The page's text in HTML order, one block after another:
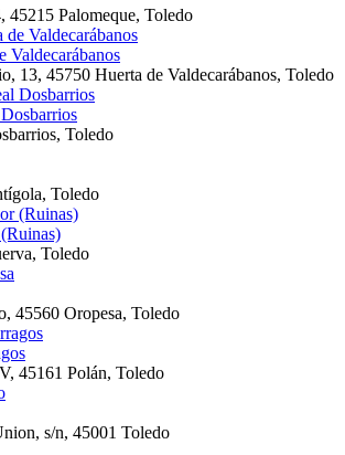
45215 Palomeque, Toledo
Valdecarábanos
13, 45750 Huerta de Valdecarábanos, Toledo
Toledo
Toledo
Toledo
45560 Oropesa, Toledo
45161 Polán, Toledo
s/n, 45001 Toledo